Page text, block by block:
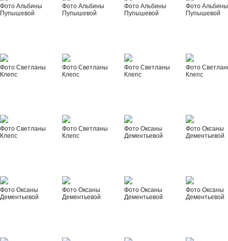
Фото Альбины
Пупышевой
Фото Альбины
Пупышевой
Фото Альбины
Пупышевой
Фото Альбины
Пупышевой
Фото Светланы
Клепс
Фото Светланы
Клепс
Фото Светланы
Клепс
Фото
Клепс
Фото Светланы
Клепс
Фото Светланы
Клепс
Фото Оксаны
Дементьевой
Фото Оксаны
Дементьевой
Фото Оксаны
Дементьевой
Фото Оксаны
Дементьевой
Фото Оксаны
Дементьевой
Фото Оксаны
Дементьевой